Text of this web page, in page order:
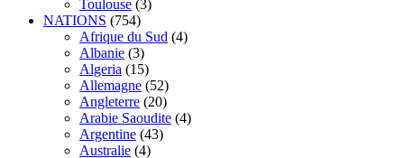
Toulouse (3)
NATIONS (754)
Afrique du Sud (4)
Albanie (3)
Algeria (15)
Allemagne (52)
Angleterre (20)
Arabie Saoudite (4)
Argentine (43)
Australie (4)